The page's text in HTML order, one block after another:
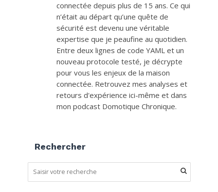
connectée depuis plus de 15 ans. Ce qui
n’était au départ qu’une quête de
sécurité est devenu une véritable
expertise que je peaufine au quotidien.
Entre deux lignes de code YAML et un
nouveau protocole testé, je décrypte
pour vous les enjeux de la maison
connectée. Retrouvez mes analyses et
retours d'expérience ici-même et dans
mon podcast Domotique Chronique.
Rechercher